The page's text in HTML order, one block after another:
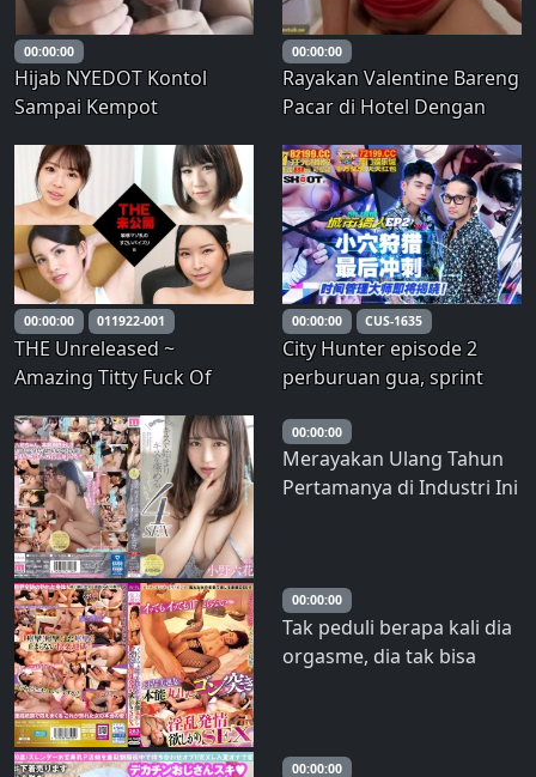
00:00:00
Hijab NYEDOT Kontol
Sampai Kempot
00:00:00
Rayakan Valentine Bareng
Pacar di Hotel Dengan
00:00:00 011922-001
THE Unreleased ~
Amazing Titty Fuck Of
~ Hina Hotaka White Qi
Riri Ueyama Nana Saori
Miyazawa
00:00:00 CUS-1635
City Hunter episode 2
perburuan gua, sprint
waktu, master akan
segera diumumkan.
00:00:00
Merayakan Ulang Tahun
Pertamanya di Industri Ini
Rokka Ono
00:00:00
Tak peduli berapa kali dia
orgasme, dia tak bisa
mendorong,
00:00:00